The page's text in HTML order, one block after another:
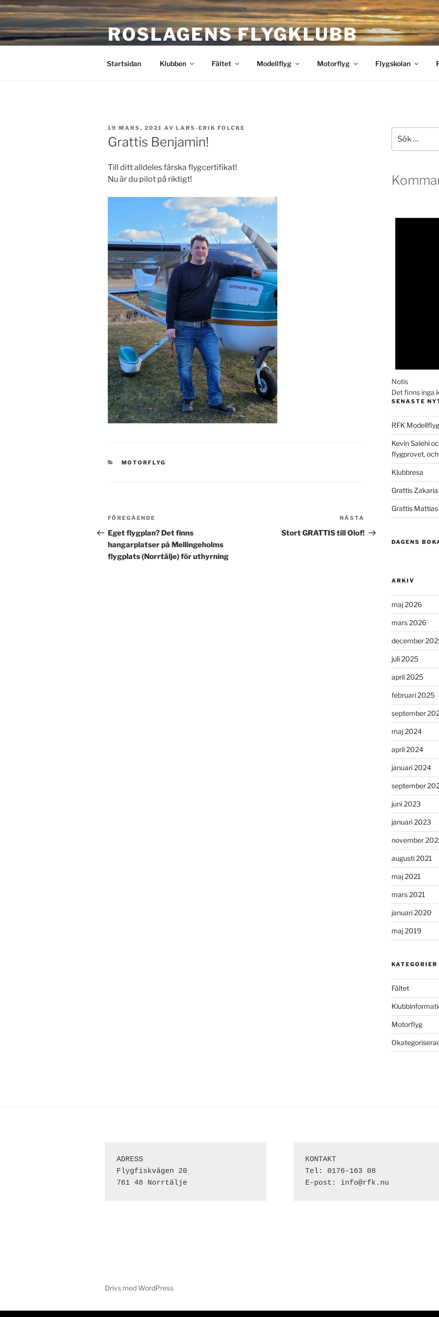
Hoppa
till
innehåll
ROSLAGENS FLYGKLUBB
Startsidan Klubben Fältet Modellflyg Motorflyg Flygskolan
PUBLICERAT
19 MARS, 2021 AV LARS-ERIK FOLCKE
Grattis Benjamin!
Till ditt alldeles färska flygcertifikat!
Nu är du pilot på riktigt!
KATEGORIER
MOTORFLYG
Inläggsnavigering
Föregående
inlägg
FÖREGÅENDE
Eget flygplan? Det finns
hangarplatser på Mellingeholms
flygplats (Norrtälje) för uthyrning
inlägg
NÄSTA
Stort GRATTIS till Olof!
efter:
Notis
Det finns inga
SENASTE
RFK
Kevin Salehi
flygprovet, och
Klubbresa
Grattis
Grattis Mattias
DAGENS
ARKIV
maj 2026
mars 2026
december
juli 2025
april 2025
februari 2025
september
maj 2024
april 2024
januari 2024
september
juni 2023
januari 2023
november
augusti 2021
maj 2021
mars 2021
januari 2020
maj 2019
KATEGORIER
Fältet
Motorflyg
ADRESS
Flygfiskvägen 20
761 48 Norrtälje
KONTAKT
Tel: 0176-163 08
E-post: info@rfk.nu
Drivs med WordPress